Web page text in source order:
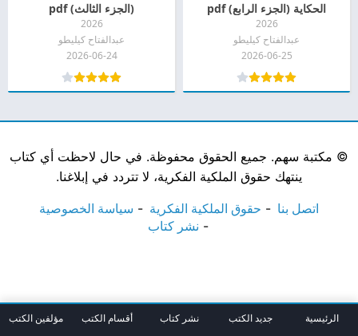
الحكاية (الجزء الرابع) pdf
2026
عبدالفتاح كيليطو
2026-06-25
(الجزء الثالث) pdf
2026
عبدالفتاح كيليطو
2026-06-24
© مكتبة سهم. جميع الحقوق محفوظة. في حال لاحظت أي كتاب
ينتهك حقوق الملكية الفكرية، لا تتردد في إبلاغنا.
اتصل بنا حقوق الملكية الفكرية
سياسة الخصوصية
نشر كتاب
الرئيسية جديد الكتب نشر كتاب أقسام الكتب مؤلفين الكتب